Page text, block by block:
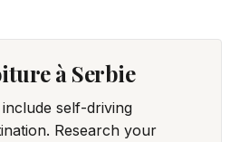
à Serbie
self-driving
Research your